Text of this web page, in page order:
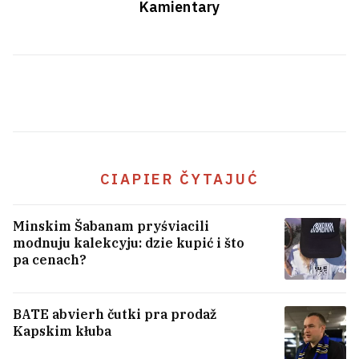
Kamientary
CIAPIER ČYTAJUĆ
Minskim Šabanam pryśviacili
modnuju kalekcyju: dzie kupić i što
pa cenach?
BATE abvierh čutki pra prodaž
Kapskim kłuba
darahoha sabaki maltypu, maryć
pra ŭnukaŭ: jak ciapier žyvie
Anžalika Ahurbaš